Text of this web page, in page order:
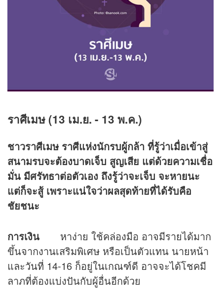
ราศีเมษ (13 เม.ย. - 13 พ.ค.)
ชาวราศีเมษ ราศีแห่งนักรบผู้กล้า ที่รู้ว่าเมื่อเข้าสู่
สนามรบจะต้องบาดเจ็บ สูญเสีย แต่ด้วยความเชื่อ
มั่น มีศรัทธาต่อตัวเอง ถึงรู้ว่าจะเจ็บ จะหายนะ
แต่ก็จะสู้ เพราะแน่ใจว่าผลสุดท้ายที่ได้รับคือ
ชัยชนะ
การเงิน หาง่าย ใช้คล่องมือ อาจมีรายได้มาก
ขึ้นจากงานเสริมพิเศษ หรือเป็นตัวแทน นายหน้า
และวันที่ 14-16 ก็อยู่ในเกณฑ์ดี อาจจะได้โชคมี
ลาภที่ต้องแบ่งปันกับผู้อื่นอีกด้วย